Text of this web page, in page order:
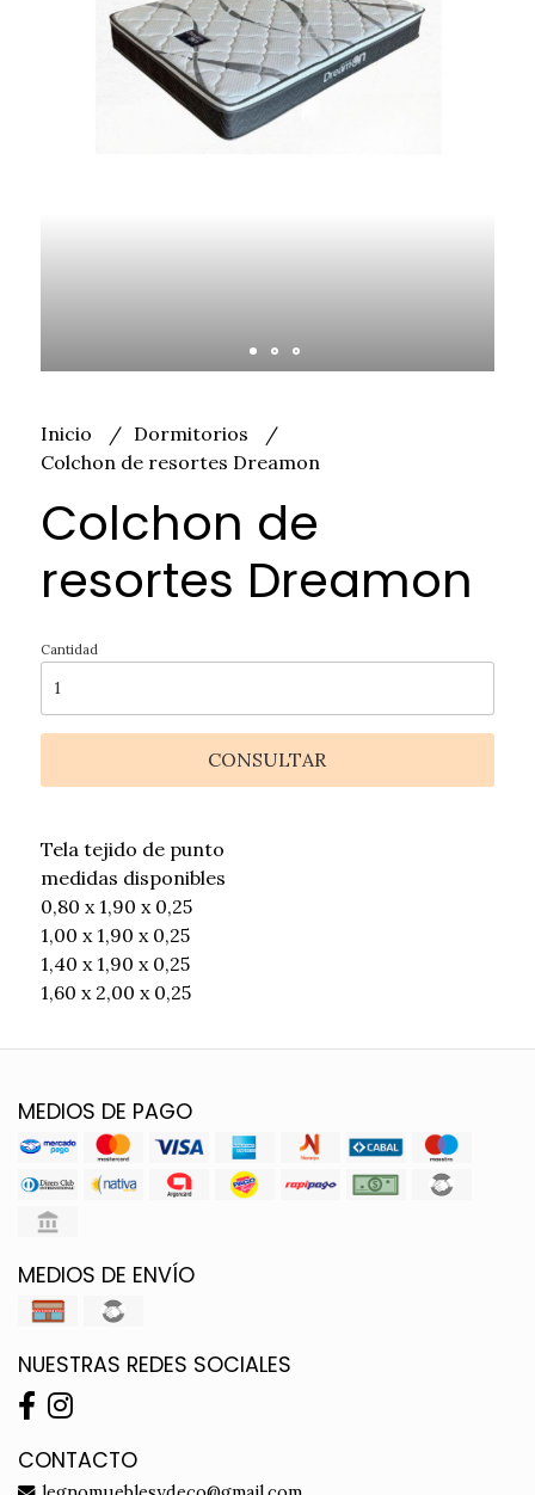
Inicio
Dormitorios
Colchon de resortes Dreamon
Colchon de
resortes Dreamon
Cantidad
CONSULTAR
Tela tejido de punto
medidas disponibles
0,80 x 1,90 x 0,25
1,00 x 1,90 x 0,25
1,40 x 1,90 x 0,25
1,60 x 2,00 x 0,25
MEDIOS DE PAGO
MEDIOS DE ENVÍO
NUESTRAS REDES SOCIALES
CONTACTO